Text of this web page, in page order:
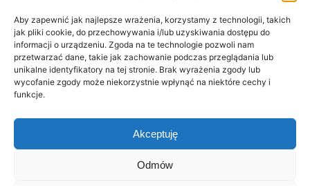
Aby zapewnić jak najlepsze wrażenia, korzystamy z technologii, takich
jak pliki cookie, do przechowywania i/lub uzyskiwania dostępu do
informacji o urządzeniu. Zgoda na te technologie pozwoli nam
przetwarzać dane, takie jak zachowanie podczas przeglądania lub
unikalne identyfikatory na tej stronie. Brak wyrażenia zgody lub
wycofanie zgody może niekorzystnie wpłynąć na niektóre cechy i
funkcje.
Akceptuję
Odmów
Świece odlewane
Świece sojowe do masażu
Akcesoria